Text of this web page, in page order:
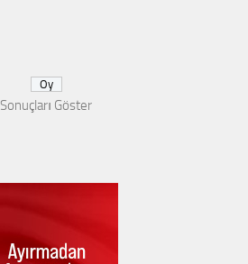
Sonuçları Göster